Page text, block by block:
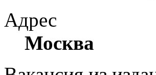
Адрес
Москва